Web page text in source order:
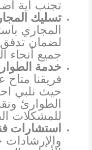
تجنب أية
تسليك
المجاري
لضمان
جميع أنحاء
خدمة
حيث نلبي
الطوارئ
للمشكلات
استشارات